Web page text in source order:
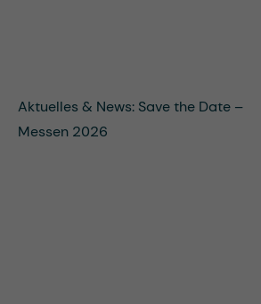
Aktuelles & News: Save the Date –
Messen 2026